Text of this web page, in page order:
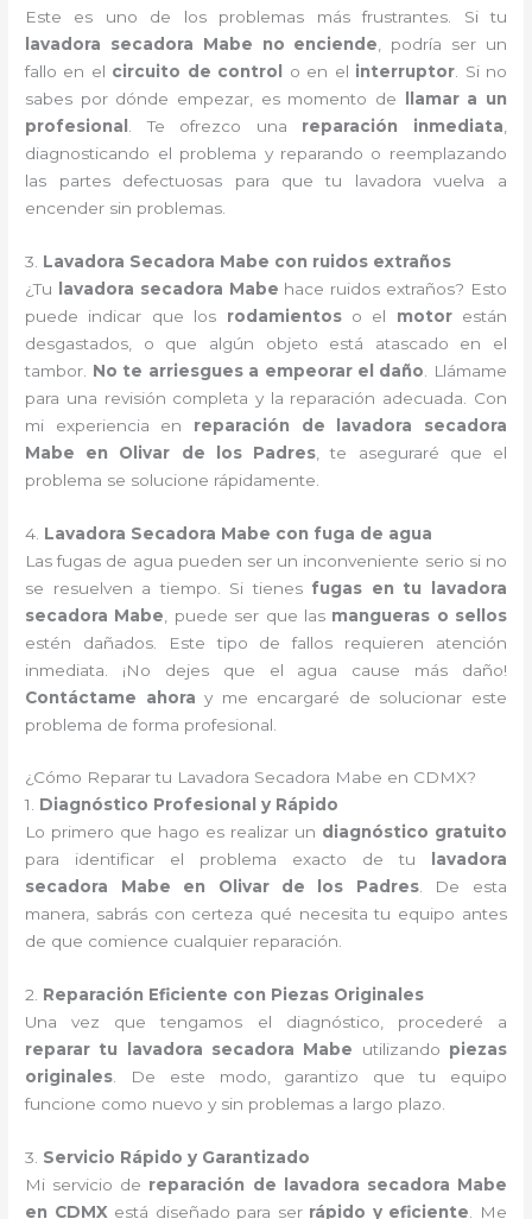
Este es uno de los problemas más frustrantes. Si tu
lavadora secadora Mabe no enciende , podría ser un
fallo en el circuito de control o en el interruptor . Si no
sabes por dónde empezar, es momento de
llamar a un
profesional
. Te ofrezco una reparación inmediata
diagnosticando el problema y reparando o reemplazando
las partes defectuosas para que tu lavadora vuelva a
encender sin problemas.
3. Lavadora Secadora Mabe con ruidos extraños
¿Tu
lavadora secadora Mabe hace ruidos extraños? Esto
puede indicar que los rodamientoso el motorestán
desgastados, o que algún objeto está atascado en el
tambor. No te arriesgues a empeorar el daño . Llámame
para una revisión completa y la reparación adecuada. Con
mi experiencia en reparación de lavadora secadora
Mabe en Olivar de los Padres , te aseguraré que el
problema se solucione rápidamente.
4. Lavadora Secadora Mabe con fuga de agua
Las fugas de agua pueden ser un inconveniente serio si no
se resuelven a tiempo. Si tienes fugas en tu lavadora
secadora Mabe , puede ser que las mangueras o sellos
estén dañados. Este tipo de fallos requieren atención
inmediata. ¡No dejes que el agua cause más daño!
Contáctame ahora y me encargaré de solucionar este
problema de forma profesional.
¿Cómo Reparar tu Lavadora Secadora Mabe en CDMX?
1. Diagnóstico Profesional y Rápido
Lo primero que hago es realizar un diagnóstico gratuito
para identificar el problema exacto de tu
lavadora
secadora Mabe en Olivar de los Padres. De esta
manera, sabrás con certeza qué necesita tu equipo antes
de que comience cualquier reparación.
2. Reparación Eficiente con Piezas Originales
Una vez que tengamos el diagnóstico, procederé a
reparar tu lavadora secadora Mabe utilizando piezas
originales. De este modo, garantizo que tu equipo
funcione como nuevo y sin problemas a largo plazo.
3. Servicio Rápido y Garantizado
Mi servicio de reparación de lavadora secadora Mabe
en CDMX está diseñado para ser rápido y eficiente . Me